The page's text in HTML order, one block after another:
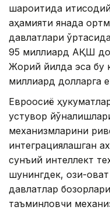
шароитида
аҳамияти янада
давлатлари
95 миллиард АҚШ
Жорий йилда эса бу
миллиард долларга
Евроосиё
устувор
механизмларини
интеграциялашган
сунъий интеллект
шунингдек, озиқ-
давлатлар
таъминловчи